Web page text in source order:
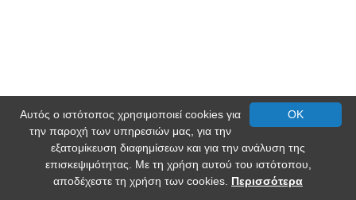
OK
Αυτός ο ιστότοπος χρησιμοποιεί cookies για
την παροχή των υπηρεσιών μας, για την
εξατομίκευση διαφημίσεων και για την ανάλυση της
επισκεψιμότητας. Με τη χρήση αυτού του ιστότοπου,
αποδέχεστε τη χρήση των cookies. Περισσότερα